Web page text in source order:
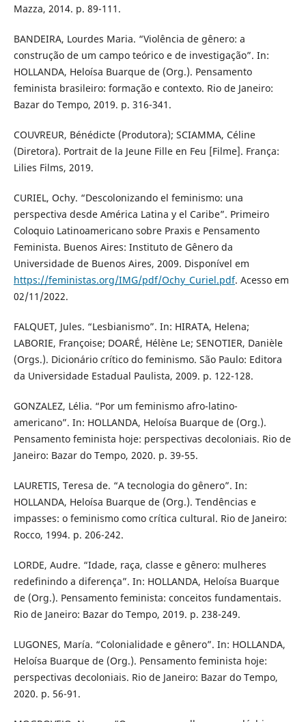
Mazza, 2014. p. 89-111.
BANDEIRA, Lourdes Maria. “Violência de gênero: a
construção de um campo teórico e de investigação”. In:
HOLLANDA, Heloísa Buarque de (Org.). Pensamento
feminista brasileiro: formação e contexto. Rio de Janeiro:
Bazar do Tempo, 2019. p. 316-341.
COUVREUR, Bénédicte (Produtora); SCIAMMA, Céline
(Diretora). Portrait de la Jeune Fille en Feu [Filme]. França:
Lilies Films, 2019.
CURIEL, Ochy. “Descolonizando el feminismo: una
perspectiva desde América Latina y el Caribe”. Primeiro
Coloquio Latinoamericano sobre Praxis e Pensamento
Feminista. Buenos Aires: Instituto de Gênero da
Universidade de Buenos Aires, 2009. Disponível em
https://feministas.org/IMG/pdf/Ochy_Curiel.pdf. Acesso em
02/11/2022.
FALQUET, Jules. “Lesbianismo”. In: HIRATA, Helena;
LABORIE, Françoise; DOARÉ, Hélène Le; SENOTIER, Danièle
(Orgs.). Dicionário crítico do feminismo. São Paulo: Editora
da Universidade Estadual Paulista, 2009. p. 122-128.
GONZALEZ, Lélia. “Por um feminismo afro-latino-
americano”. In: HOLLANDA, Heloísa Buarque de (Org.).
Pensamento feminista hoje: perspectivas decoloniais. Rio de
Janeiro: Bazar do Tempo, 2020. p. 39-55.
LAURETIS, Teresa de. “A tecnologia do gênero”. In:
HOLLANDA, Heloísa Buarque de (Org.). Tendências e
impasses: o feminismo como crítica cultural. Rio de Janeiro:
Rocco, 1994. p. 206-242.
LORDE, Audre. “Idade, raça, classe e gênero: mulheres
redefinindo a diferença”. In: HOLLANDA, Heloísa Buarque
de (Org.). Pensamento feminista: conceitos fundamentais.
Rio de Janeiro: Bazar do Tempo, 2019. p. 238-249.
LUGONES, María. “Colonialidade e gênero”. In: HOLLANDA,
Heloísa Buarque de (Org.). Pensamento feminista hoje:
perspectivas decoloniais. Rio de Janeiro: Bazar do Tempo,
2020. p. 56-91.